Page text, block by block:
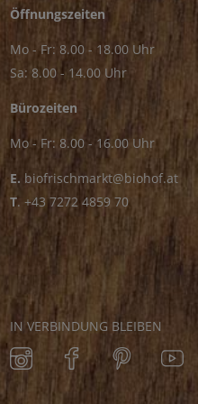
Öffnungszeiten
Mo - Fr: 8.00 - 18.00 Uhr
Sa: 8.00 - 14.00 Uhr
Bürozeiten
Mo - Fr: 8.00 - 16.00 Uhr
E. biofrischmarkt@biohof.at
T. +43 7272 4859 70
IN VERBINDUNG BLEIBEN